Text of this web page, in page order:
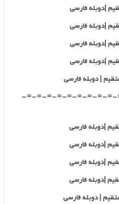
-=-=-=-=-=-=-=-=-